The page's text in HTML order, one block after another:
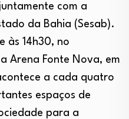
com a
da Bahia (Sesab).
às 14h30, no
Arena Fonte Nova, em
a cada quatro
espaços de
para a